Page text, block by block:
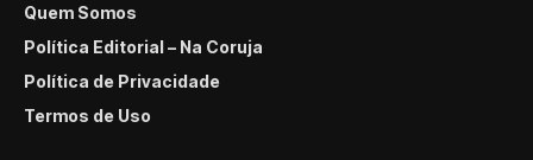
Quem Somos
Política Editorial – Na Coruja
Política de Privacidade
Termos de Uso